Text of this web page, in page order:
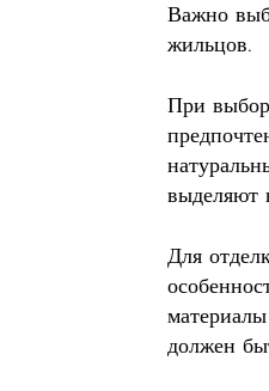
Важно
жильцов.
При
выделяют
Для
должен